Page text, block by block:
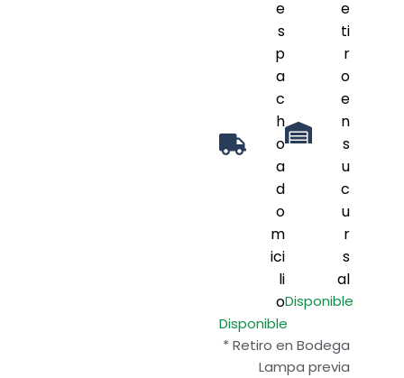
e
s
p
a
c
h
o
a
d
o
m
ici
li
o
Disponible
e
ti
r
o
e
n
s
u
c
u
r
s
al
Disponible
* Retiro en Bodega
Lampa previa